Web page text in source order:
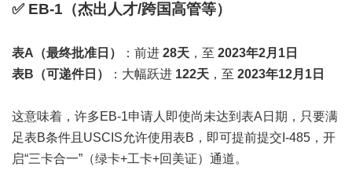
✅ EB-1（杰出人才/跨国高管等）
表A（最终批准日） ：前进 28天 ，至 2023年2月1日
表B（可递件日）
：大幅跃进 122天 ，至 2023年12月1日
这意味着，许多EB-1申请人即使尚未达到表A日期，只要满
足表B条件且USCIS允许使用表B，即可提前提交I-485，开
启“三卡合一”（绿卡+工卡+回美证）通道。